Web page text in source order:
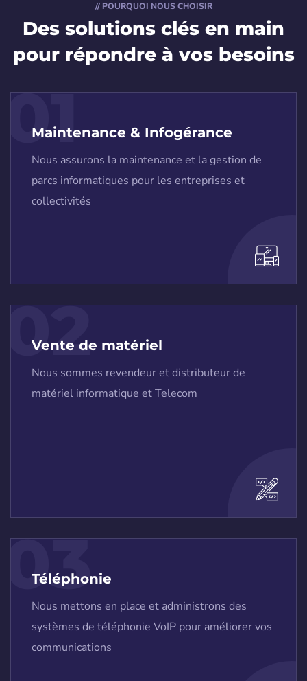
// POURQUOI NOUS CHOISIR
Des solutions clés en main
pour répondre à vos besoins
01
Maintenance & Infogérance
Nous assurons la maintenance et la gestion de
parcs informatiques pour les entreprises et
collectivités
02
Vente de matériel
Nous sommes revendeur et distributeur de
matériel informatique et Telecom
03
Téléphonie
Nous mettons en place et administrons des
systèmes de téléphonie VoIP pour améliorer vos
communications